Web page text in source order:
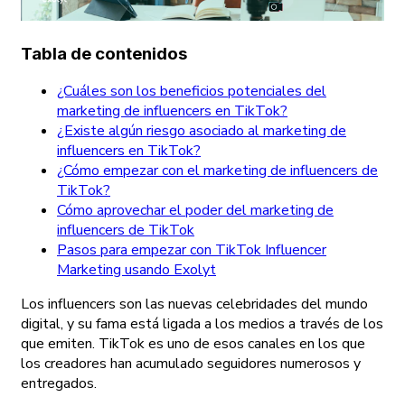
Tabla de contenidos
¿Cuáles son los beneficios potenciales del
marketing de influencers en TikTok?
¿Existe algún riesgo asociado al marketing de
influencers en TikTok?
¿Cómo empezar con el marketing de influencers de
TikTok?
Cómo aprovechar el poder del marketing de
influencers de TikTok
Pasos para empezar con TikTok Influencer
Marketing usando Exolyt
Los influencers son las nuevas celebridades del mundo
digital, y su fama está ligada a los medios a través de los
que emiten. TikTok es uno de esos canales en los que
los creadores han acumulado seguidores numerosos y
entregados.